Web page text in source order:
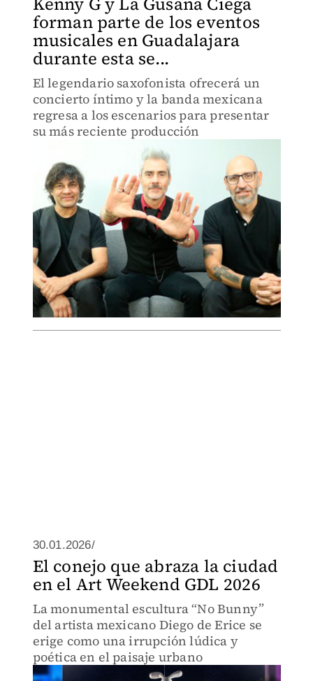
forman parte de los eventos
musicales en Guadalajara
durante esta se...
El legendario saxofonista ofrecerá un
concierto íntimo y la banda mexicana
regresa a los escenarios para presentar
su más reciente producción
30.01.2026/
El conejo que abraza la ciudad
en el Art Weekend GDL 2026
La monumental escultura “No Bunny”
del artista mexicano Diego de Erice se
erige como una irrupción lúdica y
poética en el paisaje urbano